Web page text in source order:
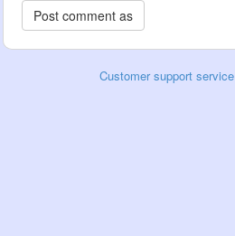
Customer support service